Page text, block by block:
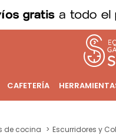
CAFETERÍA
de cocina Escurridores y